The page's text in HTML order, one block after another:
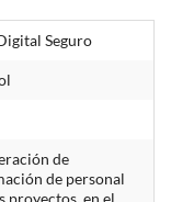
Seguro
de
de personal
proyectos, en el